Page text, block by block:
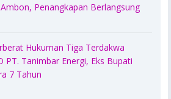
Penangkapan Berlangsung
Hukuman Tiga Terdakwa
PT. Tanimbar Energi, Eks Bupati
7 Tahun